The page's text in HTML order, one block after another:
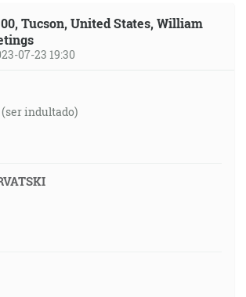
Tucson, United States, William
07-23 19:30
indultado)